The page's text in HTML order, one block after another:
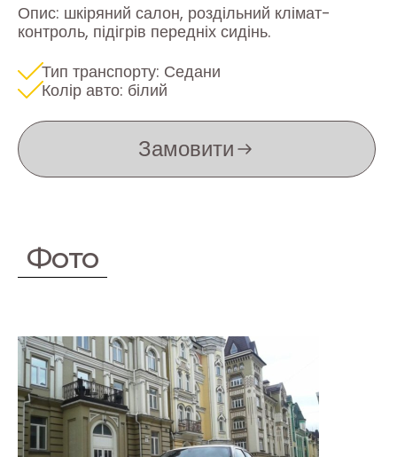
Опис: шкіряний салон, роздільний клімат-
контроль, підігрів передніх сидінь.
Тип транспорту: Седани
Колір авто: білий
Замовити
Фото